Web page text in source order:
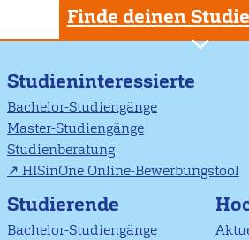
Finde deinen
Studieninteressierte
Bachelor-Studiengänge
Master-Studiengänge
Studienberatung
HISinOne Online-Bewerbungstool
Studierende
Bachelor-Studiengänge